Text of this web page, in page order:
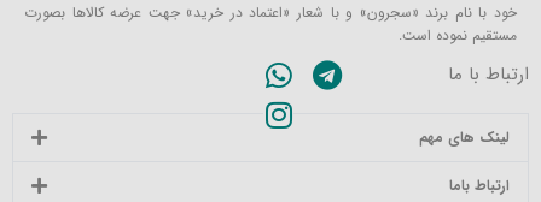
خود با نام برند «سجرون» و با شعار «اعتماد در خرید» جهت عرضه کالاها بصورت
مستقیم نموده است.
ارتباط با ما
لینک های مهم
ارتباط باما